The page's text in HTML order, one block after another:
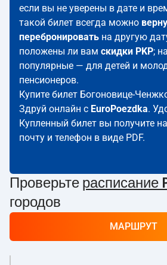
если вы не уверены в дате и
такой билет всегда можно
перебронировать на другую
положены ли вам скидки PKP;
популярные — для детей и
пенсионеров.
Купите билет Богоновице-
Здруй онлайн с EuroPoezdka.
Купленный билет вы получите
почту и телефон в виде PDF.
Проверьте расписание
городов
МАРШРУТ